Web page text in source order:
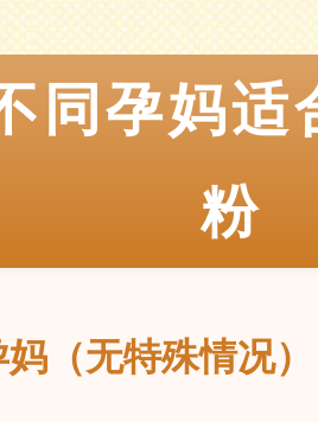
同孕妈适
粉
（无特殊情况）